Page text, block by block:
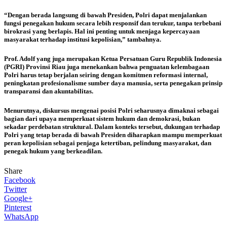
“Dengan berada langsung di bawah Presiden, Polri dapat menjalankan
fungsi penegakan hukum secara lebih responsif dan terukur, tanpa terbebani
birokrasi yang berlapis. Hal ini penting untuk menjaga kepercayaan
masyarakat terhadap institusi kepolisian,” tambahnya.
Prof. Adolf yang juga merupakan Ketua Persatuan Guru Republik Indonesia
(PGRI) Provinsi Riau juga menekankan bahwa penguatan kelembagaan
Polri harus tetap berjalan seiring dengan komitmen reformasi internal,
peningkatan profesionalisme sumber daya manusia, serta penegakan prinsip
transparansi dan akuntabilitas.
Menurutnya, diskursus mengenai posisi Polri seharusnya dimaknai sebagai
bagian dari upaya memperkuat sistem hukum dan demokrasi, bukan
sekadar perdebatan struktural. Dalam konteks tersebut, dukungan terhadap
Polri yang tetap berada di bawah Presiden diharapkan mampu memperkuat
peran kepolisian sebagai penjaga ketertiban, pelindung masyarakat, dan
penegak hukum yang berkeadilan.
Share
Facebook
Twitter
Google+
Pinterest
WhatsApp